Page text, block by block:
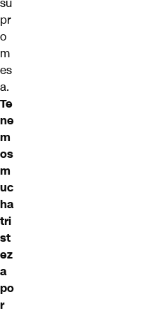
pr
o
m
es
a.
Te
ne
m
os
m
uc
ha
tri
st
ez
a
po
r